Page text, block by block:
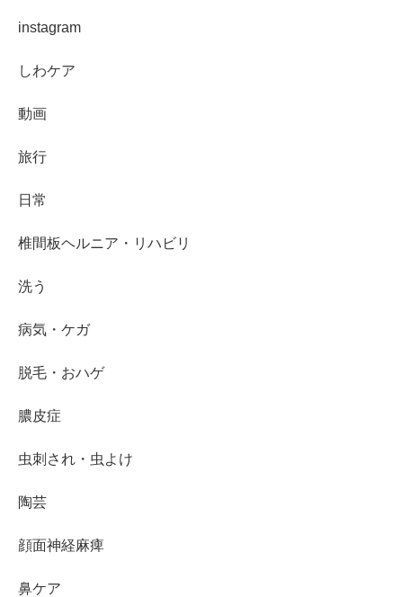
instagram
しわケア
動画
旅行
日常
椎間板ヘルニア・リハビリ
洗う
病気・ケガ
脱毛・おハゲ
膿皮症
虫刺され・虫よけ
陶芸
顔面神経麻痺
鼻ケア